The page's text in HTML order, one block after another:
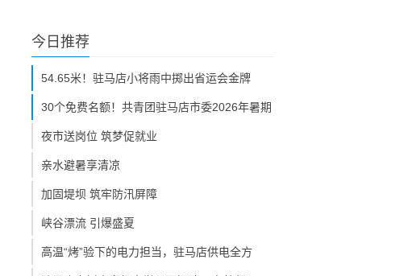
今日推荐
54.65米！驻马店小将雨中掷出省运会金牌
30个免费名额！共青团驻马店市委2026年暑期
夜市送岗位 筑梦促就业
亲水避暑享清凉
加固堤坝 筑牢防汛屏障
峡谷漂流 引爆盛夏
高温“烤”验下的电力担当，驻马店供电全方